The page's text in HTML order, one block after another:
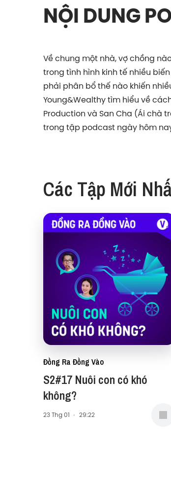
NỘI DUNG
Về chung một nhà, vợ chồng
trong tình hình kinh tế nhiều
phải phân bổ thế nào khiến
Young&Wealthy tìm hiểu về
Production và San Cha (Ái chà
trong tập podcast ngày hôm
Các Tập Mới
Đồng Ra Đồng Vào
S2#17 Nuôi con có khó
không?
23 Thg 01 · 29:22